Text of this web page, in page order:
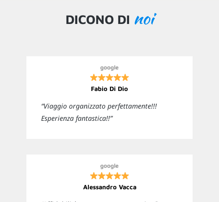
DICONO DI noi
google
Fabio Di Dio
“Viaggio organizzato perfettamente!!!
Esperienza fantastica!!”
google
Alessandro Vacca